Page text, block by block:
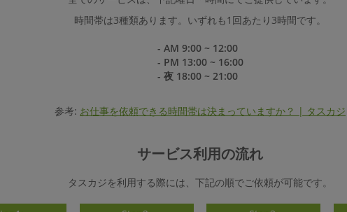
時間帯は3種類あります。いずれも1回あたり3時間です。
- AM 9:00 ~ 12:00
- PM 13:00 ~ 16:00
- 夜 18:00 ~ 21:00
参考: お仕事を依頼できる時間帯は決まっていますか？ | タスカジ
サービス利用の流れ
タスカジを利用する際には、下記の順でご依頼が可能です。